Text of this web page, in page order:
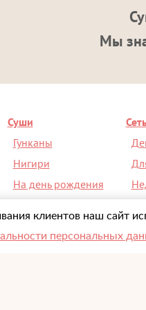
Мы
Суши
Гунканы
Нигири
На день рождения
клиентов наш сайт
персональных